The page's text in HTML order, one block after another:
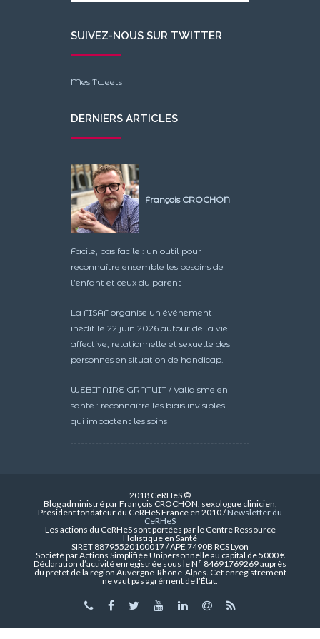
SUIVEZ-NOUS SUR TWITTER
Mes Tweets
DERNIERS ARTICLES
François CROCHON
Facile, pas facile : un outil pour
reconnaître ensemble les besoins de
l’enfant et ceux du parent
La FISAF organise un événement
inédit le 22 juin 2026 autour de la vie
affective, relationnelle et sexuelle des
personnes en situation de handicap.
WEBINAIRE GRATUIT / Validisme en
santé : reconnaître les biais invisibles
qui impactent les soins
2018 CeRHeS ©
Blog administré par François CROCHON, sexologue clinicien,
Président fondateur du CeRHeS France en 2010 /Newsletter du
CeRHeS
Les actions du CeRHeS sont portées par le Centre Ressource
Holistique en Santé
SIRET 88795520100017 / APE 7490B RCS Lyon
Société par Actions Simplifiée Unipersonnelle au capital de 5000 €
Déclaration d’activité enregistrée sous le N° 84691769269 auprès
du préfet de la région Auvergne-Rhône-Alpes. Cet enregistrement
ne vaut pas agrément de l’État.